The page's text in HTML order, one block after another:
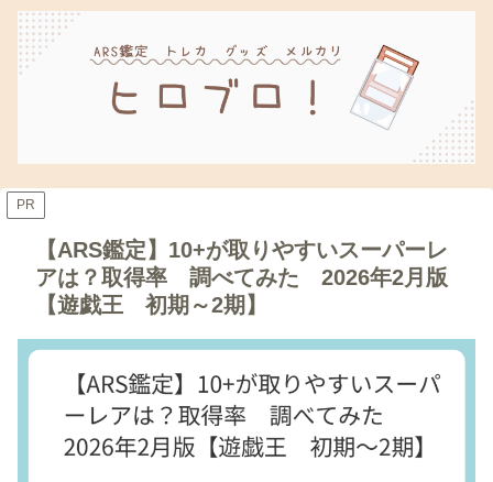
PR
【ARS鑑定】10+が取りやすいスーパーレ
アは？取得率 調べてみた 2026年2月版
【遊戯王 初期～2期】